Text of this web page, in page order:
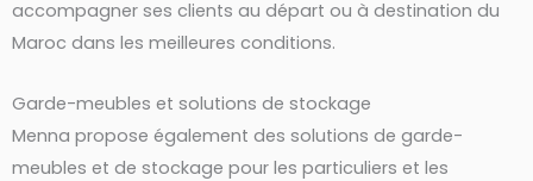
accompagner ses clients au départ ou à destination du
Maroc dans les meilleures conditions.
Garde-meubles et solutions de stockage
Menna propose également des solutions de garde-
meubles et de stockage pour les particuliers et les